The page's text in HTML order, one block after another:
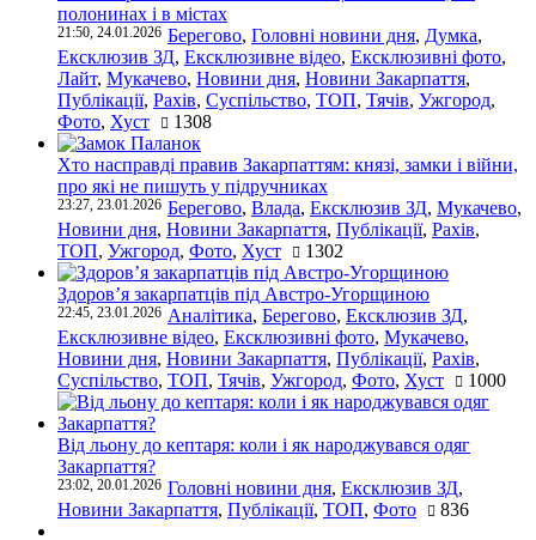
полонинах і в містах
21:50, 24.01.2026 Берегово, Головні новини дня, Думка,
Ексклюзив ЗД, Ексклюзивне відео, Ексклюзивні фото,
Лайт, Мукачево, Новини дня, Новини Закарпаття,
Публікації, Рахів, Суспільство, ТОП, Тячів, Ужгород,
Фото, Хуст 1308
Хто насправді правив Закарпаттям: князі, замки і війни,
про які не пишуть у підручниках
23:27, 23.01.2026 Берегово, Влада, Ексклюзив ЗД, Мукачево,
Новини дня, Новини Закарпаття, Публікації, Рахів,
ТОП, Ужгород, Фото, Хуст 1302
Здоров’я закарпатців під Австро-Угорщиною
22:45, 23.01.2026 Аналітика, Берегово, Ексклюзив ЗД,
Ексклюзивне відео, Ексклюзивні фото, Мукачево,
Новини дня, Новини Закарпаття, Публікації, Рахів,
Суспільство, ТОП, Тячів, Ужгород, Фото, Хуст 1000
Від льону до кептаря: коли і як народжувався одяг
Закарпаття?
23:02, 20.01.2026 Головні новини дня, Ексклюзив ЗД,
Новини Закарпаття, Публікації, ТОП, Фото 836